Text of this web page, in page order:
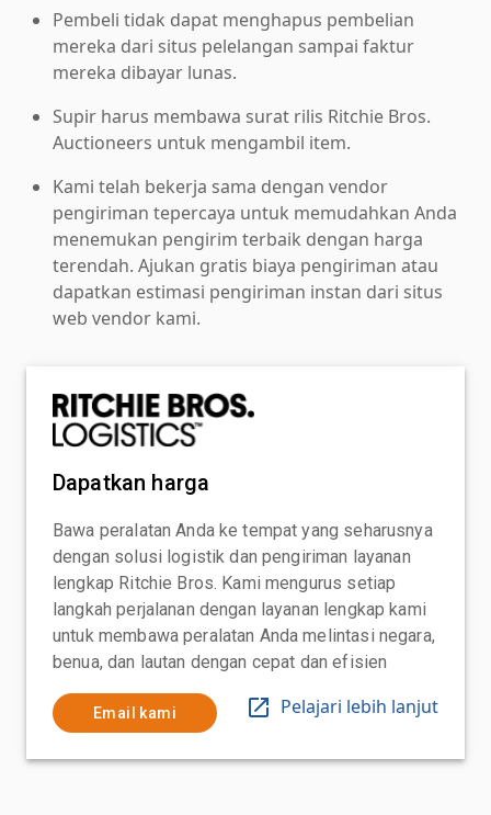
Pembeli tidak dapat menghapus pembelian
mereka dari situs pelelangan sampai faktur
mereka dibayar lunas.
Supir harus membawa surat rilis Ritchie Bros.
Auctioneers untuk mengambil item.
Kami telah bekerja sama dengan vendor
pengiriman tepercaya untuk memudahkan Anda
menemukan pengirim terbaik dengan harga
terendah. Ajukan gratis biaya pengiriman atau
dapatkan estimasi pengiriman instan dari situs
web vendor kami.
Dapatkan harga
Bawa peralatan Anda ke tempat yang seharusnya
dengan solusi logistik dan pengiriman layanan
lengkap Ritchie Bros. Kami mengurus setiap
langkah perjalanan dengan layanan lengkap kami
untuk membawa peralatan Anda melintasi negara,
benua, dan lautan dengan cepat dan efisien
Email kami Pelajari lebih lanjut